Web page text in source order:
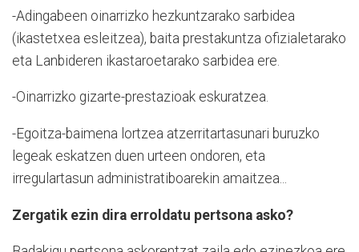
-Adingabeen oinarrizko hezkuntzarako sarbidea
(ikastetxea esleitzea), baita prestakuntza ofizialetarako
eta Lanbideren ikastaroetarako sarbidea ere.
-Oinarrizko gizarte-prestazioak eskuratzea.
-Egoitza-baimena lortzea atzerritartasunari buruzko
legeak eskatzen duen urteen ondoren, eta
irregulartasun administratiboarekin amaitzea...
Zergatik ezin dira erroldatu pertsona asko?